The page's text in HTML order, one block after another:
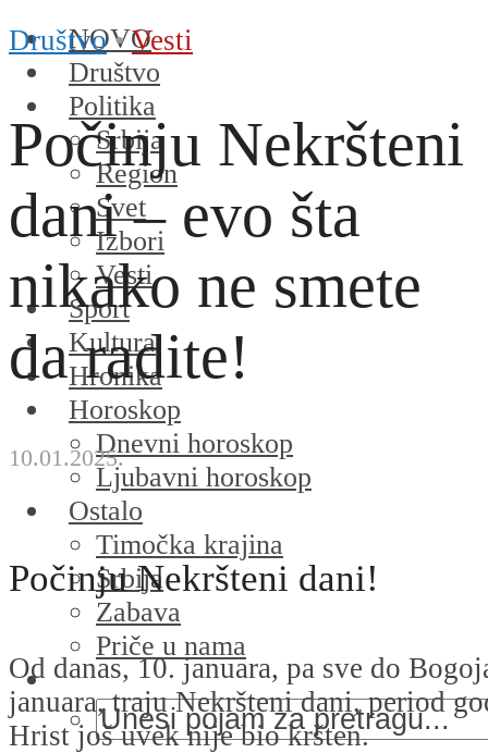
NOVO
Društvo
Politika
Srbija
Region
Svet
Izbori
Vesti
Sport
Kultura
Hronika
Horoskop
Dnevni horoskop
Ljubavni horoskop
Ostalo
Timočka krajina
Srbija
Zabava
Priče u nama
Društvo • Vesti
Počinju Nekršteni
dani – evo šta
nikako ne smete
da radite!
10.01.2025.
Počinju Nekršteni dani!
Od danas, 10. januara, pa sve do
januara, traju Nekršteni dani, period
Hrist još uvek nije bio kršten.